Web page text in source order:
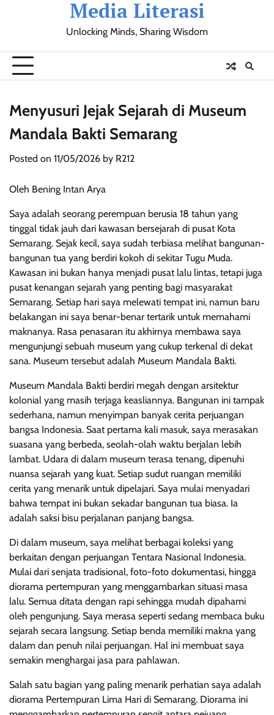
Media Literasi
Unlocking Minds, Sharing Wisdom
Pendidikan
SosialOlahraga
Resensi
Ulasan
Opini
Menyusuri Jejak Sejarah di Museum
Mandala Bakti Semarang
Posted on 11/05/2026 by R212
Oleh Bening Intan Arya
Saya adalah seorang perempuan berusia 18 tahun yang
tinggal tidak jauh dari kawasan bersejarah di pusat Kota
Semarang. Sejak kecil, saya sudah terbiasa melihat bangunan-
bangunan tua yang berdiri kokoh di sekitar Tugu Muda.
Kawasan ini bukan hanya menjadi pusat lalu lintas, tetapi juga
pusat kenangan sejarah yang penting bagi masyarakat
Semarang. Setiap hari saya melewati tempat ini, namun baru
belakangan ini saya benar-benar tertarik untuk memahami
maknanya. Rasa penasaran itu akhirnya membawa saya
mengunjungi sebuah museum yang cukup terkenal di dekat
sana. Museum tersebut adalah Museum Mandala Bakti.
Museum Mandala Bakti berdiri megah dengan arsitektur
kolonial yang masih terjaga keasliannya. Bangunan ini tampak
sederhana, namun menyimpan banyak cerita perjuangan
bangsa Indonesia. Saat pertama kali masuk, saya merasakan
suasana yang berbeda, seolah-olah waktu berjalan lebih
lambat. Udara di dalam museum terasa tenang, dipenuhi
nuansa sejarah yang kuat. Setiap sudut ruangan memiliki
cerita yang menarik untuk dipelajari. Saya mulai menyadari
bahwa tempat ini bukan sekadar bangunan tua biasa. Ia
adalah saksi bisu perjalanan panjang bangsa.
Di dalam museum, saya melihat berbagai koleksi yang
berkaitan dengan perjuangan Tentara Nasional Indonesia.
Mulai dari senjata tradisional, foto-foto dokumentasi, hingga
diorama pertempuran yang menggambarkan situasi masa
lalu. Semua ditata dengan rapi sehingga mudah dipahami
oleh pengunjung. Saya merasa seperti sedang membaca buku
sejarah secara langsung. Setiap benda memiliki makna yang
dalam dan penuh nilai perjuangan. Hal ini membuat saya
semakin menghargai jasa para pahlawan.
Salah satu bagian yang paling menarik perhatian saya adalah
diorama Pertempuran Lima Hari di Semarang. Diorama ini